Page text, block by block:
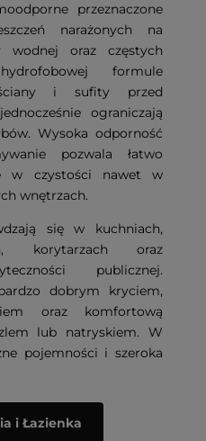
przeznaczone
narażonych na
wodnej oraz częstych
formule
i sufity przed
ograniczają
Wysoka odporność
pozwala łatwo
w czystości nawet w
wnętrzach.
się w kuchniach,
korytarzach oraz
publicznej.
dobrym kryciem,
oraz komfortową
lub natryskiem. W
pojemności i szeroka
i Łazienka